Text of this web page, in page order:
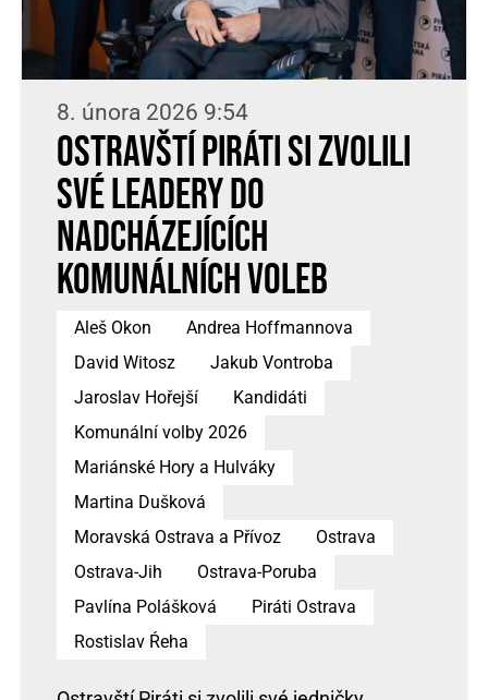
8. února 2026 9:54
Ostravští Piráti si zvolili
své leadery do
nadcházejících
komunálních voleb
Aleš Okon
Andrea Hoffmannova
David Witosz
Jakub Vontroba
Jaroslav Hořejší
Kandidáti
Komunální volby 2026
Mariánské Hory a Hulváky
Martina Dušková
Moravská Ostrava a Přívoz
Ostrava
Ostrava-Jih
Ostrava-Poruba
Pavlína Polášková
Piráti Ostrava
Rostislav Ŕeha